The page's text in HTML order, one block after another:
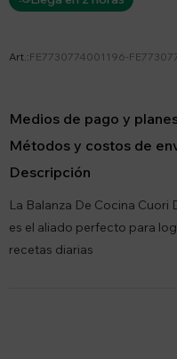
FE7730774001196-
Medios de pago y
Métodos y costos de
Descripción
La Balanza De Cocina Cuori
es el aliado perfecto para
recetas diarias